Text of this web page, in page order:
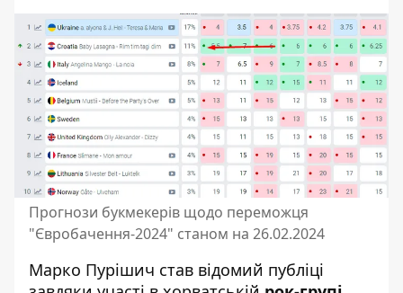
Прогнози букмекерів щодо переможця
"Євробачення-2024" станом на 26.02.2024
Марко Пурішич став відомий публіці